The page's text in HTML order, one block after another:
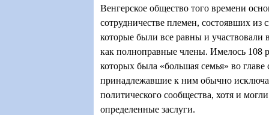
Венгерское общество того времени
сотрудничестве племен, состоявших из
которые были все равны и участвовали
как полноправные члены. Имелось 108
которых была «большая семья» во
принадлежавшие к ним обычно
политического сообщества, хотя и
определенные заслуги.